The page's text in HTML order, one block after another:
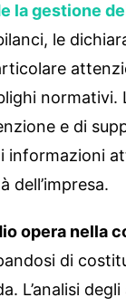
la gestione
le
normativi.
e di
informazioni
dell’impresa.
opera nella
di
L’analisi